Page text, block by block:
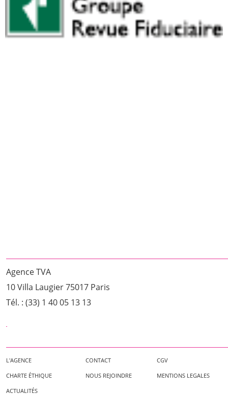
Agence TVA
10 Villa Laugier 75017 Paris
Tél. : (33) 1 40 05 13 13
L'AGENCE
CHARTE ÉTHIQUE
ACTUALITÉS
CONTACT
NOUS REJOINDRE
CGV
MENTIONS LEGALES